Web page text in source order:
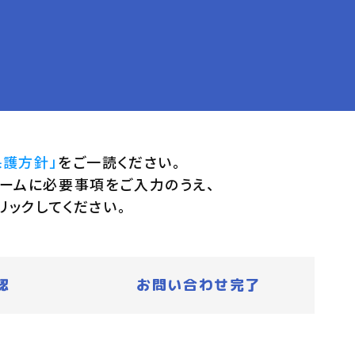
方針」をご一読ください。
ムに必要事項をご入力のうえ、
クしてください。
お問い合わせ完了